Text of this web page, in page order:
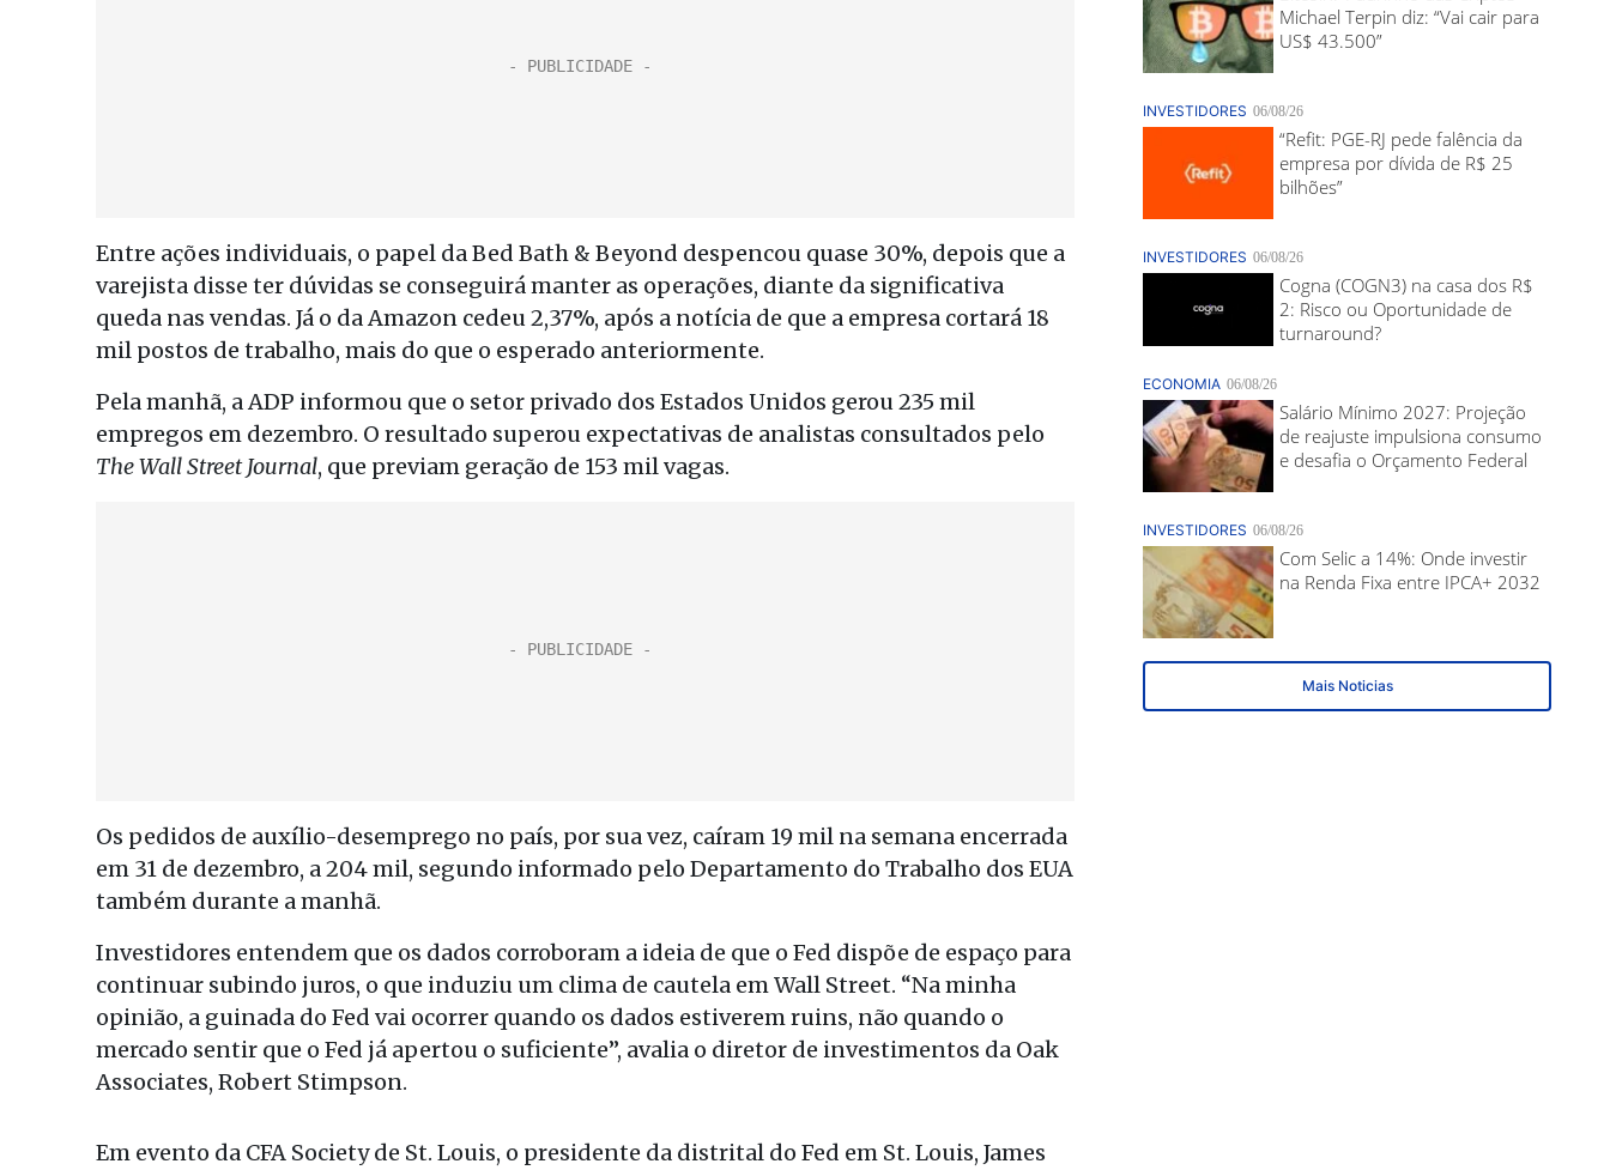
Entre ações individuais, o papel da Bed Bath & Beyond despencou quase 30%, depois que a
varejista disse ter dúvidas se conseguirá manter as operações, diante da significativa
queda nas vendas. Já o da Amazon cedeu 2,37%, após a notícia de que a empresa cortará 18
mil postos de trabalho, mais do que o esperado anteriormente.
Pela manhã, a ADP informou que o setor privado dos Estados Unidos gerou 235 mil
empregos em dezembro. O resultado superou expectativas de analistas consultados pelo
The Wall Street Journal, que previam geração de 153 mil vagas.
Os pedidos de auxílio-desemprego no país, por sua vez, caíram 19 mil na semana encerrada
em 31 de dezembro, a 204 mil, segundo informado pelo Departamento do Trabalho dos EUA
também durante a manhã.
Investidores entendem que os dados corroboram a ideia de que o Fed dispõe de espaço para
continuar subindo juros, o que induziu um clima de cautela em Wall Street. “Na minha
opinião, a guinada do Fed vai ocorrer quando os dados estiverem ruins, não quando o
mercado sentir que o Fed já apertou o suficiente”, avalia o diretor de investimentos da Oak
Associates, Robert Stimpson.
Em evento da CFA Society de St. Louis, o presidente da distrital do Fed em St. Louis, James